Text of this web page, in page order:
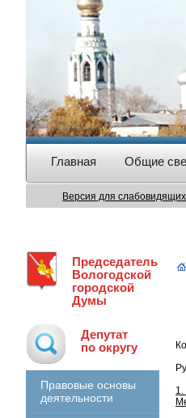
Главная Общие
Версия для слабовидящих
Председатель
Вологодской
городской
Думы
Депутат
по округу
Правовые основы
деятельности